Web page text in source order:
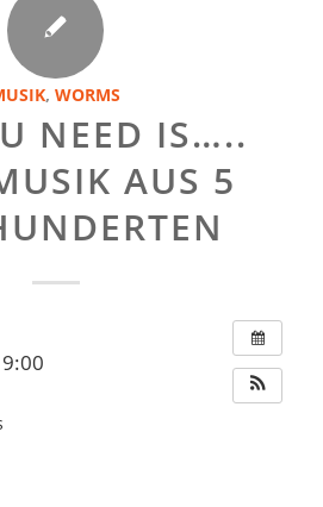
,WORMS
NEED IS…..
AUS 5